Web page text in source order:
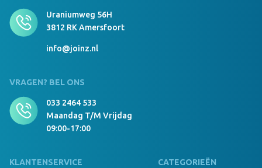
Uraniumweg 56H
3812 RK Amersfoort
info@joinz.nl
VRAGEN? BEL ONS
033 2464 533
Maandag T/m Vrijdag
09:00-17:00
KLANTENSERVICE
CATEGORIEËN